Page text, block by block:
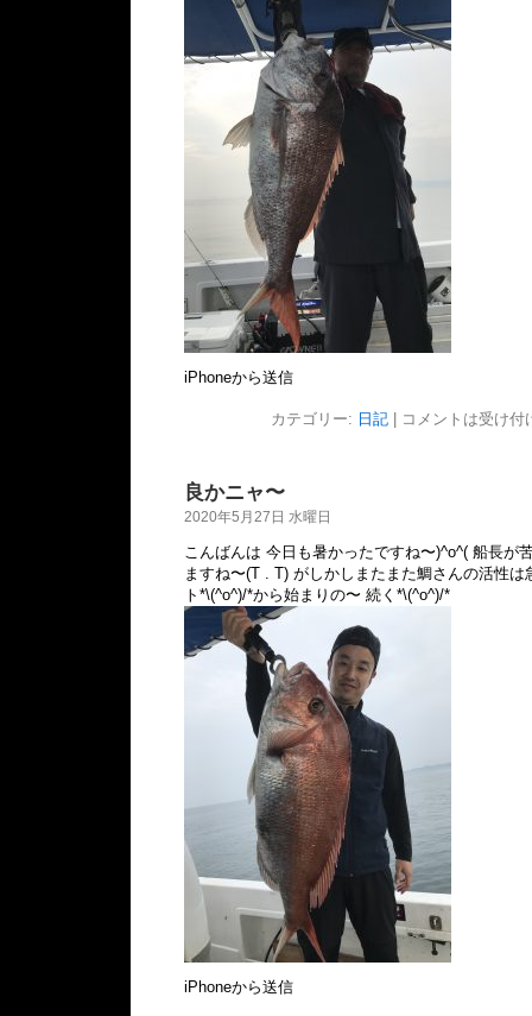
iPhoneから送信
カテゴリー: 日記| コメントは受け付
良かニャ〜
2020年5月27日 水曜日
こんばんは 今日も暑かったですね〜)^o^( 船長が
ますね〜(T . T) がしかしまたまた鯛さんの活性
ト*\(^o^)/*から始まりの〜 続く*\(^o^)/*
iPhoneから送信